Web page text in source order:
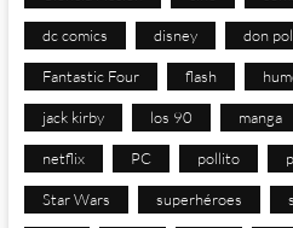
dc comics disney don
Fantastic Four flash
jack kirby los 90 manga
netflix PC pollito
Star Wars superhéroes